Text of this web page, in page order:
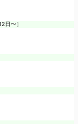
日〜］